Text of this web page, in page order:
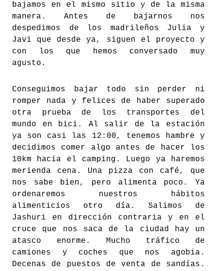
bajamos en el mismo sitio y de la misma
manera. Antes de bajarnos nos
despedimos de los madrileños Julia y
Javi que desde ya, siguen el proyecto y
con los que hemos conversado muy
agusto.
Conseguimos bajar todo sin perder ni
romper nada y felices de haber superado
otra prueba de los transportes del
mundo en bici. Al salir de la estación
ya son casi las 12:00, tenemos hambre y
decidimos comer algo antes de hacer los
10km hacia el camping. Luego ya haremos
merienda cena. Una pizza con café, que
nos sabe bien, pero alimenta poco. Ya
ordenaremos nuestros hábitos
alimenticios otro día. Salimos de
Jashuri en dirección contraria y en el
cruce que nos saca de la ciudad hay un
atasco enorme. Mucho tráfico de
camiones y coches que nos agobia.
Decenas de puestos de venta de sandías.